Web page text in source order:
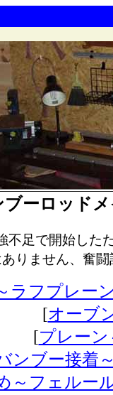
ブーロッド
不足で開始した
りません、奮
ラフプレー
[オーブ
[プレー
ンブー接着
～フェルー